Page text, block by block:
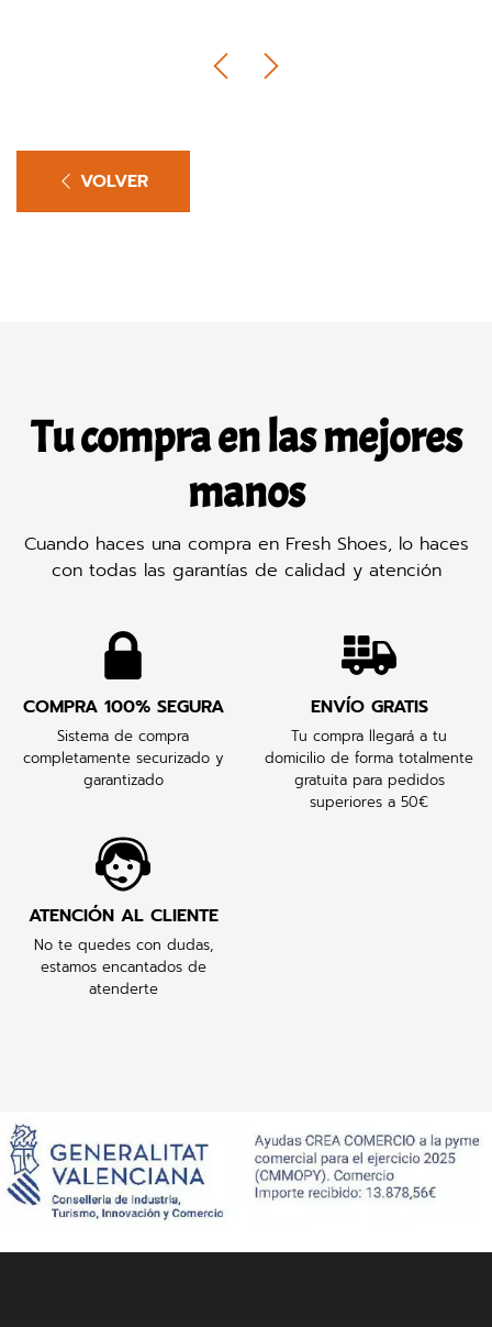
VOLVER
Tu compra en las mejores
manos
Cuando haces una compra en Fresh Shoes, lo haces
con todas las garantías de calidad y atención
COMPRA 100% SEGURA
Sistema de compra
completamente securizado y
garantizado
ENVÍO GRATIS
Tu compra llegará a tu
domicilio de forma totalmente
gratuita para pedidos
superiores a 50€
ATENCIÓN AL CLIENTE
No te quedes con dudas,
estamos encantados de
atenderte